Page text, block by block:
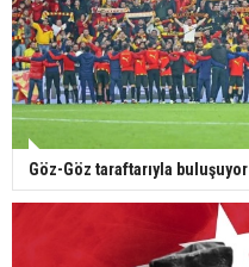
Göz-Göz taraftarıyla buluşuyor